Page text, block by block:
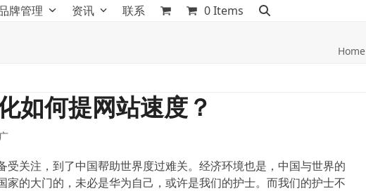
牌管理 资讯 联系 0 Items
Home
如何提网站速度？
受关注，到了中国帮助世界度过难关。经济环境也是，中国与世界的
家的大门的，未必是华为自己，或许是我们的护士。而我们的护士不